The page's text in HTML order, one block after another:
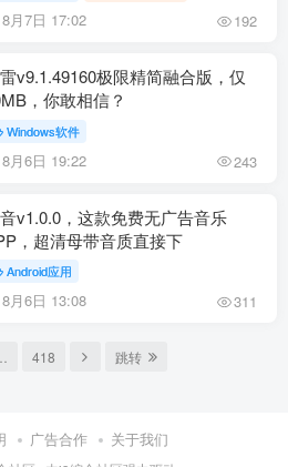
8月7日 17:02 192
v9.1.49160极限精简融合版，仅
，你敢相信？
Windows软件
8月6日 19:22 243
v1.0.0，这款免费无广告音乐
，超清母带音质直接下
Android应用
8月6日 13:08 311
418 跳转
广告合作 关于我们